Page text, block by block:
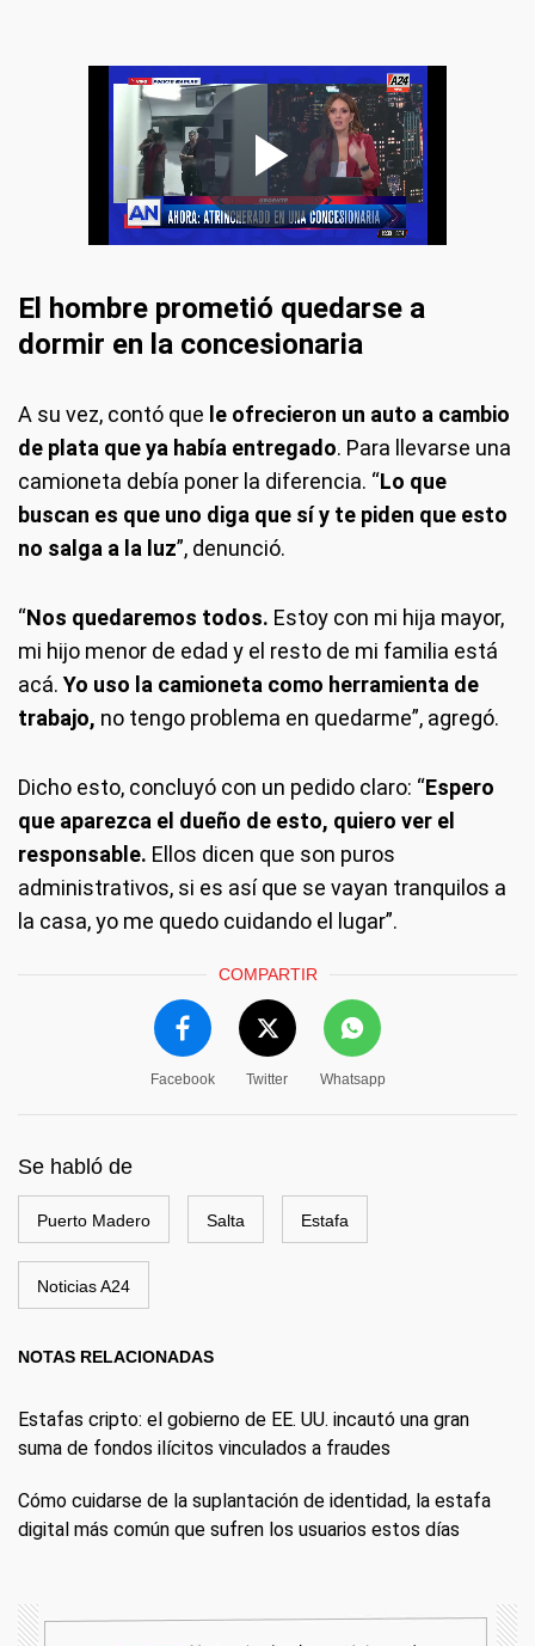
El hombre prometió quedarse a
dormir en la concesionaria
A su vez, contó que le ofrecieron un auto a cambio
de plata que ya había entregado. Para llevarse una
camioneta debía poner la diferencia. “Lo que
buscan es que uno diga que sí y te piden que esto
no salga a la luz”, denunció.
“Nos quedaremos todos. Estoy con mi hija mayor,
mi hijo menor de edad y el resto de mi familia está
acá. Yo uso la camioneta como herramienta de
trabajo, no tengo problema en quedarme”, agregó.
Dicho esto, concluyó con un pedido claro: “Espero
que aparezca el dueño de esto, quiero ver el
responsable. Ellos dicen que son puros
administrativos, si es así que se vayan tranquilos a
la casa, yo me quedo cuidando el lugar”.
COMPARTIR
Facebook Twitter Whatsapp
Se habló de
Puerto Madero Salta Estafa
Noticias A24
NOTAS RELACIONADAS
Estafas cripto: el gobierno de EE. UU. incautó una gran
suma de fondos ilícitos vinculados a fraudes
Cómo cuidarse de la suplantación de identidad, la estafa
digital más común que sufren los usuarios estos días